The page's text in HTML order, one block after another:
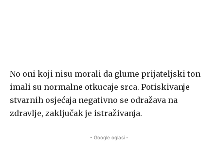
No oni koji nisu morali da glume prijateljski ton
imali su normalne otkucaje srca. Potiskivanje
stvarnih osjećaja negativno se odražava na
zdravlje, zaključak je istraživanja.
- Google oglasi -